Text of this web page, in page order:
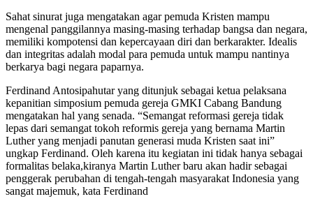
Sahat sinurat juga mengatakan agar pemuda Kristen mampu
mengenal panggilannya masing-masing terhadap bangsa dan negara,
memiliki kompotensi dan kepercayaan diri dan berkarakter. Idealis
dan integritas adalah modal para pemuda untuk mampu nantinya
berkarya bagi negara paparnya.
Ferdinand Antosipahutar yang ditunjuk sebagai ketua pelaksana
kepanitian simposium pemuda gereja GMKI Cabang Bandung
mengatakan hal yang senada. “Semangat reformasi gereja tidak
lepas dari semangat tokoh reformis gereja yang bernama Martin
Luther yang menjadi panutan generasi muda Kristen saat ini”
ungkap Ferdinand. Oleh karena itu kegiatan ini tidak hanya sebagai
formalitas belaka,kiranya Martin Luther baru akan hadir sebagai
penggerak perubahan di tengah-tengah masyarakat Indonesia yang
sangat majemuk, kata Ferdinand